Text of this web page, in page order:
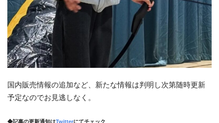
国内販売情報の追加など、新たな情報は判明し次第随時更新
予定なのでお見逃しなく。
◆記事の更新通知はTwitterにてチェック